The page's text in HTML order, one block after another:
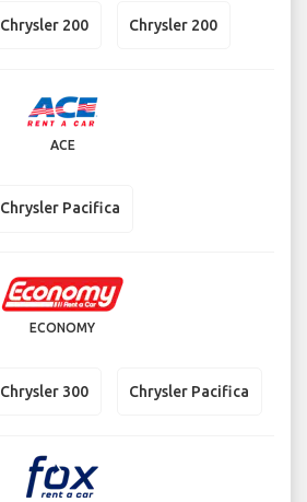
Chrysler 200 Chrysler 200
ACE
Chrysler Pacifica
ECONOMY
Chrysler 300 Chrysler Pacifica